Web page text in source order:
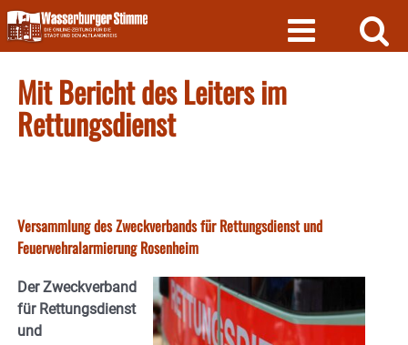
Skip
to
content
Mit Bericht des Leiters im
Rettungsdienst
Versammlung des Zweckverbands für Rettungsdienst und
Feuerwehralarmierung Rosenheim
Der Zweckverband
für Rettungsdienst
und